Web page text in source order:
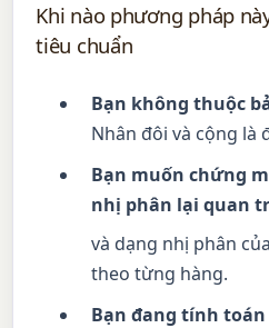
Khi nào phương pháp
tiêu chuẩn
Bạn không thuộc
Nhân đôi và cộng là
Bạn muốn chứng
nhị phân lại quan
và dạng nhị phân
theo từng hàng.
Bạn đang tính